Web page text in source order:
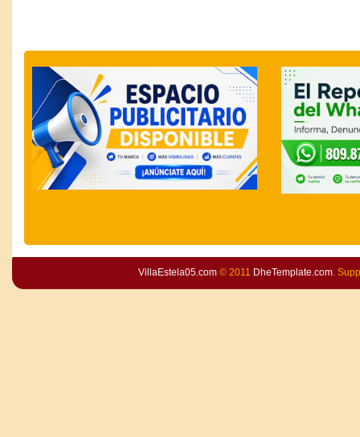
VillaEstela05.com© 2011 DheTemplate.com.